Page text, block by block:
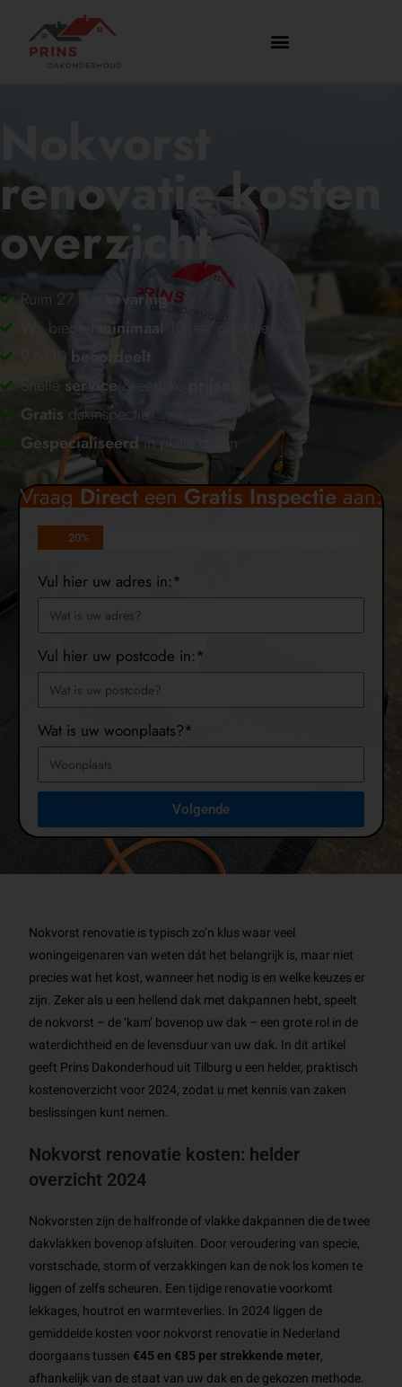
renovatie kosten
overzicht
Ruim 27 jaar
ervaring
Wij bieden
minimaal 10 jaar garantie
9,6/10 beoordeelt
Snelle service& eerlijke
Gratis dakinspectie
Gespecialiseerdin platte daken
VraagDirecteenGratis Inspectieaan:
20%
Vul hier uw adres in:*
Vul hier uw postcode in:*
Wat is uw woonplaats?*
Volgende
Nokvorst renovatie is typisch zo’n klus waar veel
woningeigenaren van weten dát het belangrijk is, maar niet
precies wat het kost, wanneer het nodig is en welke keuzes er
zijn. Zeker als u een hellend dak met dakpannen hebt, speelt
de nokvorst – de ‘kam’ bovenop uw dak – een grote rol in de
waterdichtheid en de levensduur van uw dak. In dit artikel
geeft Prins Dakonderhoud uit Tilburg u een helder, praktisch
kostenoverzicht voor 2024, zodat u met kennis van zaken
beslissingen kunt nemen.
Nokvorst renovatie kosten: helder
overzicht 2024
Nokvorsten zijn de halfronde of vlakke dakpannen die de twee
dakvlakken bovenop afsluiten. Door veroudering van specie,
vorstschade, storm of verzakkingen kan de nok los komen te
liggen of zelfs scheuren. Een tijdige renovatie voorkomt
lekkages, houtrot en warmteverlies. In 2024 liggen de
gemiddelde kosten voor nokvorst renovatie in Nederland
doorgaans tussen €45 en €85 per strekkende meter,
afhankelijk van de staat van uw dak en de gekozen methode.